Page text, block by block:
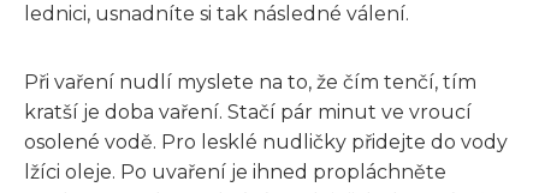
lednici, usnadníte si tak následné válení.
Při vaření nudlí myslete na to, že čím tenčí, tím
kratší je doba vaření. Stačí pár minut ve vroucí
osolené vodě. Pro lesklé nudličky přidejte do vody
lžíci oleje. Po uvaření je ihned propláchněte